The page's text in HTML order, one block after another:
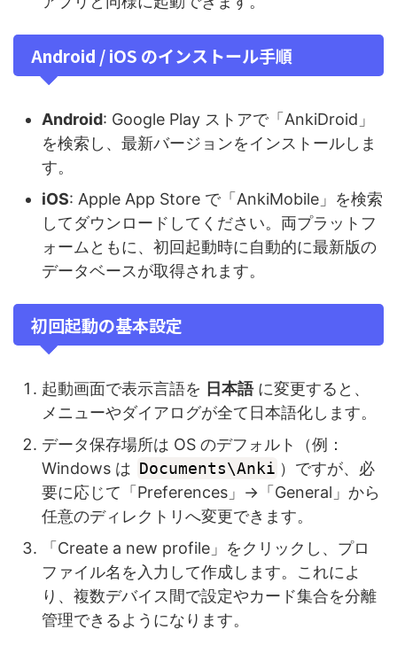
Android / iOS のインストール手順
Android: Google Play ストアで「AnkiDroid」
を検索し、最新バージョンをインストールしま
す。
iOS: Apple App Store で「AnkiMobile」を検索
してダウンロードしてください。両プラットフ
ォームともに、初回起動時に自動的に最新版の
データベースが取得されます。
初回起動の基本設定
起動画面で表示言語を 日本語に変更すると、
メニューやダイアログが全て日本語化します。
データ保存場所は OS のデフォルト（例：
Windows は Documents\Anki ）ですが、必
要に応じて「Preferences」→「General」から
任意のディレクトリへ変更できます。
「Create a new profile」をクリックし、プロ
ファイル名を入力して作成します。これによ
り、複数デバイス間で設定やカード集合を分離
管理できるようになります。